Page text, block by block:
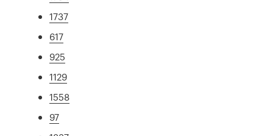
1737
617
925
1129
1558
97